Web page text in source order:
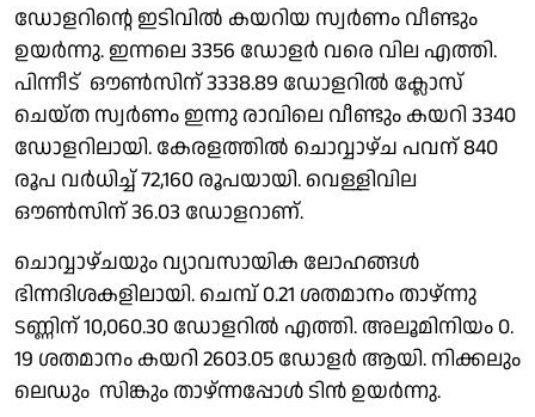
ഡോളറിൻ്റെ ഇടിവിൽ കയറിയ സ്വർണം വീണ്ടും
ഉയർന്നു. ഇന്നലെ 3356 ഡോളർ വരെ വില എത്തി.
പിന്നീട് ഔൺസിന് 3338.89 ഡോളറിൽ ക്ലോസ്
ചെയ്ത സ്വർണം ഇന്നു രാവിലെ വീണ്ടും കയറി 3340
ഡോളറിലായി. കേരളത്തിൽ ചൊവ്വാഴ്ച പവന് 840
രൂപ വർധിച്ച് 72,160 രൂപയായി. വെള്ളിവില
ഔൺസിന് 36.03 ഡോളറാണ്.
ചൊവ്വാഴ്ചയും വ്യാവസായിക ലോഹങ്ങൾ
ഭിന്നദിശകളിലായി. ചെമ്പ് 0.21 ശതമാനം താഴ്ന്നു
ടണ്ണിന് 10,060.30 ഡോളറിൽ എത്തി. അലൂമിനിയം 0.
19 ശതമാനം കയറി 2603.05 ഡോളർ ആയി. നിക്കലും
ലെഡും സിങ്കും താഴ്ന്നപ്പോൾ ടിൻ ഉയർന്നു.